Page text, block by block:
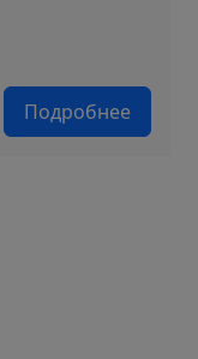
Подробнее